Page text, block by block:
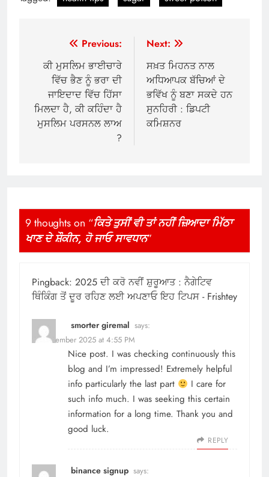
navigation
Previous:
ਕੀ ਮੁਸਲਿਮ ਭਾਈਚਾਰੇ
ਵਿੱਚ ਭੈਣ ਨੂੰ ਭਰਾ ਦੀ
ਜਾਇਦਾਦ ਵਿੱਚ ਹਿੱਸਾ
ਮਿਲਦਾ ਹੈ, ਕੀ ਕਹਿੰਦਾ ਹੈ
ਮੁਸਲਿਮ ਪਰਸਨਲ ਲਾਅ
?
Next:
ਸਖ਼ਤ ਮਿਹਨਤ ਨਾਲ
ਅਧਿਆਪਕ ਬੱਚਿਆਂ ਦੇ
ਭਵਿੱਖ ਨੂੰ ਬਣਾ ਸਕਦੇ ਹਨ
ਸੁਨਹਿਰੀ : ਡਿਪਟੀ
ਕਮਿਸ਼ਨਰ
9 thoughts on “ਕਿਤੇ ਤੁਸੀਂ ਵੀ ਤਾਂ ਨਹੀਂ ਜ਼ਿਆਦਾ ਮਿੱਠਾ
ਖਾਣ ਦੇ ਸ਼ੌਕੀਨ, ਹੋ ਜਾਓ ਸਾਵਧਾਨ”
Pingback: 2025 ਦੀ ਕਰੋ ਨਵੀਂ ਸ਼ੁਰੂਆਤ : ਨੈਗੇਟਿਵ
ਥਿੰਕਿੰਗ ਤੋਂ ਦੂਰ ਰਹਿਣ ਲਈ ਅਪਣਾਓ ਇਹ ਟਿਪਸ - Frishtey
smorter giremal says:
31 December 2025 at 4:55 PM
Nice post. I was checking continuously this
blog and I’m impressed! Extremely helpful
info particularly the last part
I care for
such info much. I was seeking this certain
information for a long time. Thank you and
good luck.
REPLY
binance signup says: